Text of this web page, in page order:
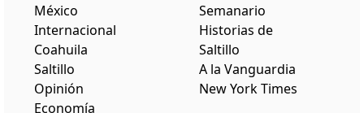
México
Internacional
Coahuila
Saltillo
Opinión
Economía
Semanario
Historias de
Saltillo
A la Vanguardia
New York Times